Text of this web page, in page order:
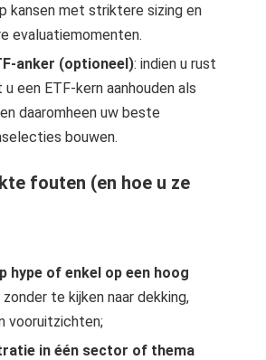
kansen met striktere sizing en
evaluatiemomenten.
anker (optioneel): indien u rust
een ETF-kern aanhouden als
daaromheen uw beste
bouwen.
fouten (en hoe u ze
hype of enkel op een hoog
zonder te kijken naar dekking,
vooruitzichten;
in één sector of thema